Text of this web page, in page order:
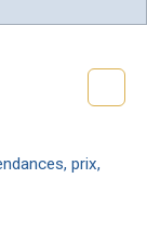
prix,